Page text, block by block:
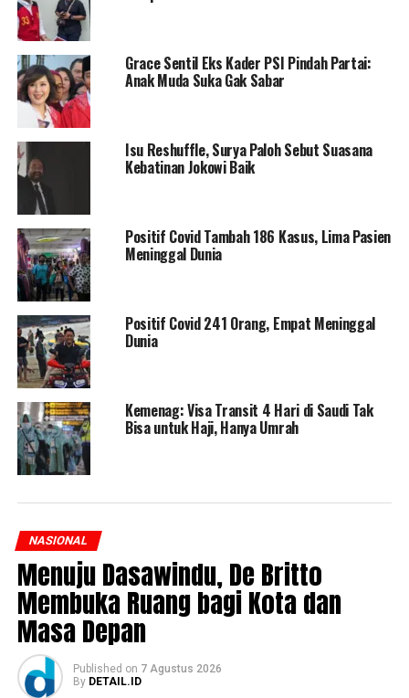
Grace Sentil Eks Kader PSI Pindah Partai:
Anak Muda Suka Gak Sabar
Isu Reshuffle, Surya Paloh Sebut Suasana
Kebatinan Jokowi Baik
Positif Covid Tambah 186 Kasus, Lima Pasien
Meninggal Dunia
Positif Covid 241 Orang, Empat Meninggal
Dunia
Kemenag: Visa Transit 4 Hari di Saudi Tak
Bisa untuk Haji, Hanya Umrah
NASIONAL
Menuju Dasawindu, De Britto
Membuka Ruang bagi Kota dan
Masa Depan
Published on 7 Agustus 2026
By DETAIL.ID